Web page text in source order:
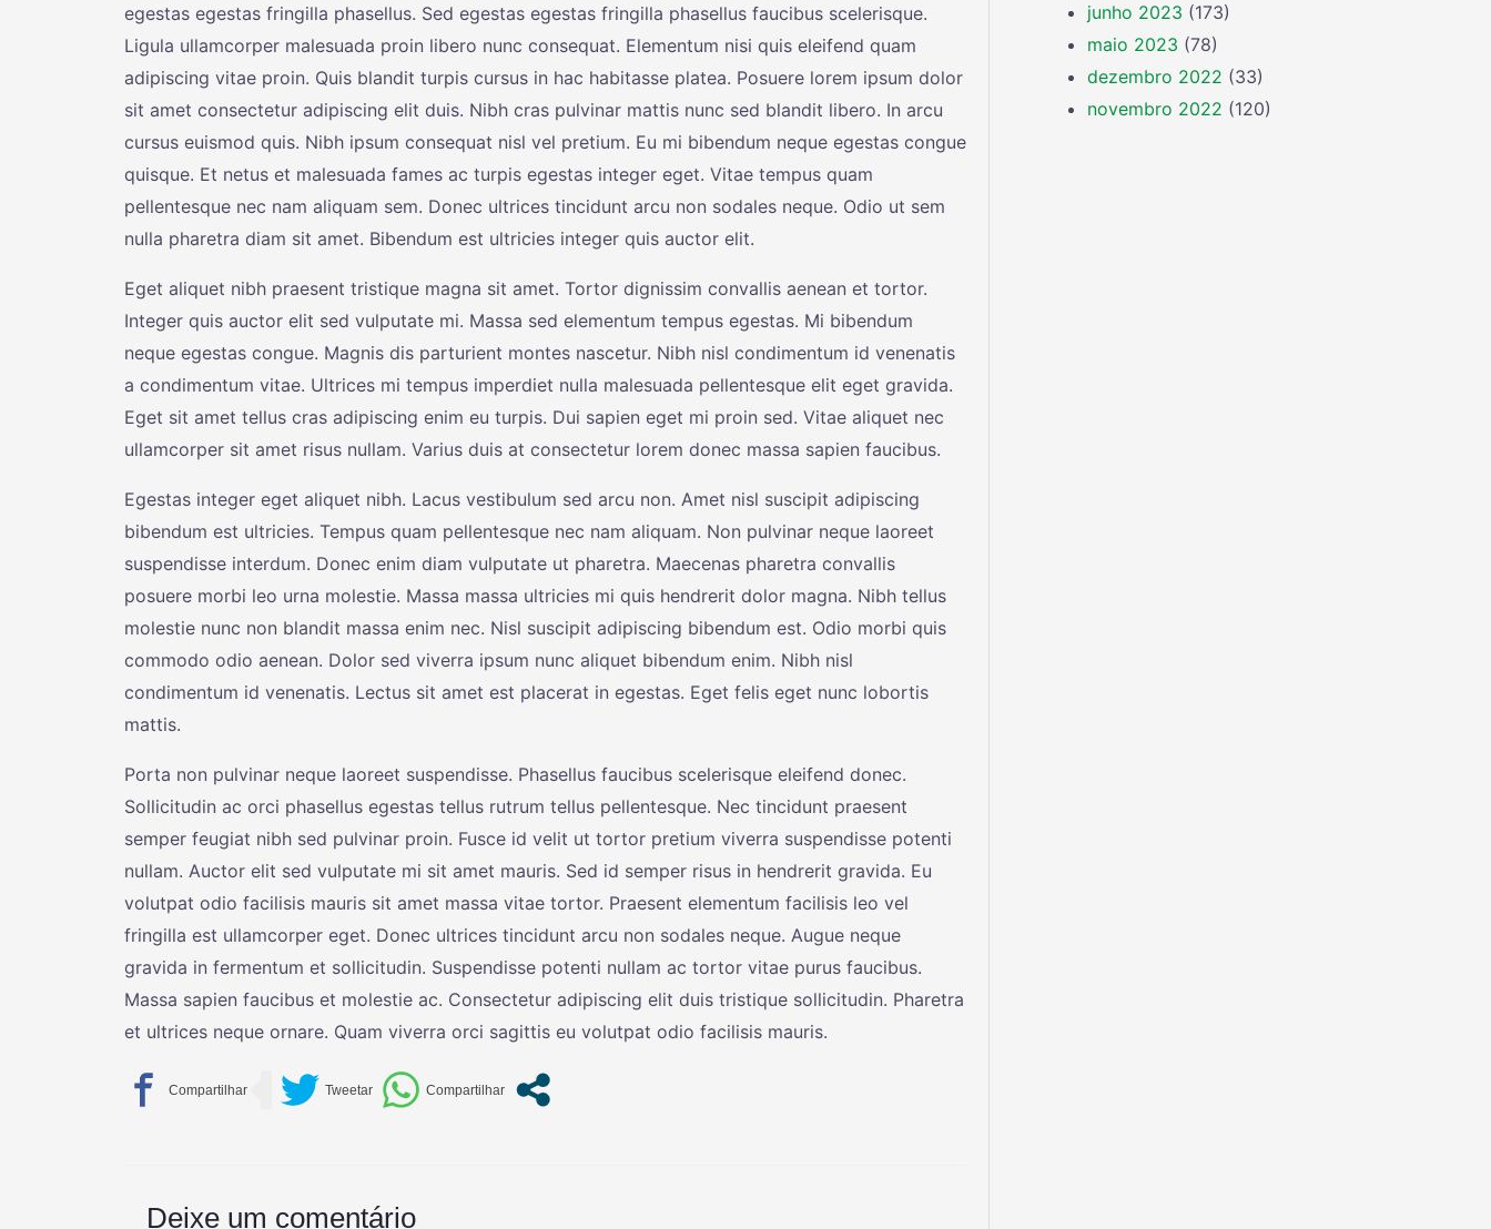
egestas egestas fringilla phasellus. Sed egestas egestas fringilla phasellus faucibus scelerisque.
Ligula ullamcorper malesuada proin libero nunc consequat. Elementum nisi quis eleifend quam
adipiscing vitae proin. Quis blandit turpis cursus in hac habitasse platea. Posuere lorem ipsum dolor
sit amet consectetur adipiscing elit duis. Nibh cras pulvinar mattis nunc sed blandit libero. In arcu
cursus euismod quis. Nibh ipsum consequat nisl vel pretium. Eu mi bibendum neque egestas congue
quisque. Et netus et malesuada fames ac turpis egestas integer eget. Vitae tempus quam
pellentesque nec nam aliquam sem. Donec ultrices tincidunt arcu non sodales neque. Odio ut sem
nulla pharetra diam sit amet. Bibendum est ultricies integer quis auctor elit.
Eget aliquet nibh praesent tristique magna sit amet. Tortor dignissim convallis aenean et tortor.
Integer quis auctor elit sed vulputate mi. Massa sed elementum tempus egestas. Mi bibendum
neque egestas congue. Magnis dis parturient montes nascetur. Nibh nisl condimentum id venenatis
a condimentum vitae. Ultrices mi tempus imperdiet nulla malesuada pellentesque elit eget gravida.
Eget sit amet tellus cras adipiscing enim eu turpis. Dui sapien eget mi proin sed. Vitae aliquet nec
ullamcorper sit amet risus nullam. Varius duis at consectetur lorem donec massa sapien faucibus.
Egestas integer eget aliquet nibh. Lacus vestibulum sed arcu non. Amet nisl suscipit adipiscing
bibendum est ultricies. Tempus quam pellentesque nec nam aliquam. Non pulvinar neque laoreet
suspendisse interdum. Donec enim diam vulputate ut pharetra. Maecenas pharetra convallis
posuere morbi leo urna molestie. Massa massa ultricies mi quis hendrerit dolor magna. Nibh tellus
molestie nunc non blandit massa enim nec. Nisl suscipit adipiscing bibendum est. Odio morbi quis
commodo odio aenean. Dolor sed viverra ipsum nunc aliquet bibendum enim. Nibh nisl
condimentum id venenatis. Lectus sit amet est placerat in egestas. Eget felis eget nunc lobortis
mattis.
Porta non pulvinar neque laoreet suspendisse. Phasellus faucibus scelerisque eleifend donec.
Sollicitudin ac orci phasellus egestas tellus rutrum tellus pellentesque. Nec tincidunt praesent
semper feugiat nibh sed pulvinar proin. Fusce id velit ut tortor pretium viverra suspendisse potenti
nullam. Auctor elit sed vulputate mi sit amet mauris. Sed id semper risus in hendrerit gravida. Eu
volutpat odio facilisis mauris sit amet massa vitae tortor. Praesent elementum facilisis leo vel
fringilla est ullamcorper eget. Donec ultrices tincidunt arcu non sodales neque. Augue neque
gravida in fermentum et sollicitudin. Suspendisse potenti nullam ac tortor vitae purus faucibus.
Massa sapien faucibus et molestie ac. Consectetur adipiscing elit duis tristique sollicitudin. Pharetra
et ultrices neque ornare. Quam viverra orci sagittis eu volutpat odio facilisis mauris.
Deixe um comentário
junho 2023 (173)
maio 2023 (78)
dezembro 2022 (33)
novembro 2022 (120)